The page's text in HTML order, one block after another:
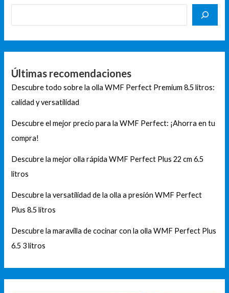
Últimas recomendaciones
Descubre todo sobre la olla WMF Perfect Premium 8.5 litros:
calidad y versatilidad
Descubre el mejor precio para la WMF Perfect: ¡Ahorra en tu
compra!
Descubre la mejor olla rápida WMF Perfect Plus 22 cm 6.5
litros
Descubre la versatilidad de la olla a presión WMF Perfect
Plus 8.5 litros
Descubre la maravilla de cocinar con la olla WMF Perfect Plus
6.5 3 litros